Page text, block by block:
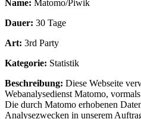
Name: Matomo/Piwik
Dauer: 30 Tage
Art: 3rd Party
Kategorie: Statistik
Beschreibung: Diese Webseite
Webanalysedienst Matomo,
Die durch Matomo erhobenen
Analysezwecken in unserem